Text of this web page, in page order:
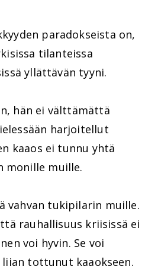
paradokseista on,
tilanteissa
yllättävän tyyni.
hän ei välttämättä
harjoitellut
kaaos ei tunnu yhtä
monille muille.
vahvan tukipilarin muille.
rauhallisuus kriisissä ei
voi hyvin. Se voi
tottunut kaaokseen.